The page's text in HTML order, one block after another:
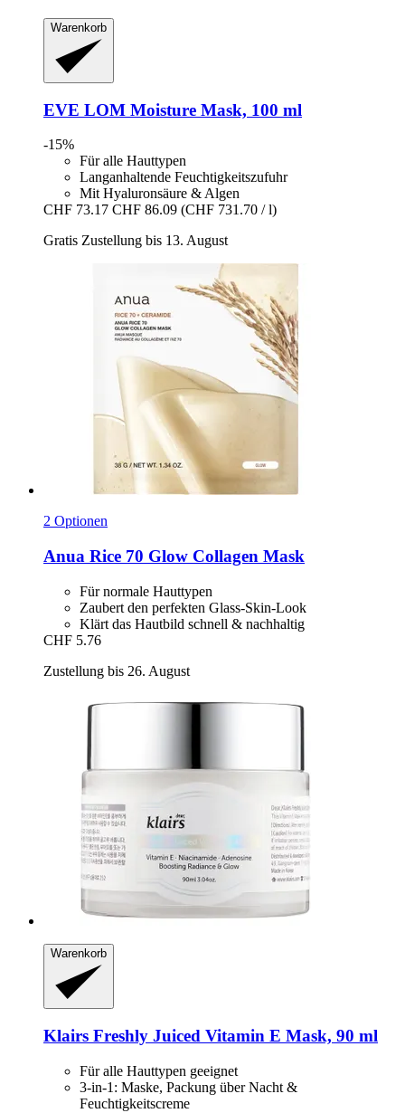
Warenkorb
EVE LOM Moisture Mask, 100 ml
-15%
Für alle Hauttypen
Langanhaltende Feuchtigkeitszufuhr
Mit Hyaluronsäure & Algen
CHF 73.17 CHF 86.09 (CHF 731.70 / l)
Gratis Zustellung bis 13. August
2 Optionen
Anua Rice 70 Glow Collagen Mask
Für normale Hauttypen
Zaubert den perfekten Glass-Skin-Look
Klärt das Hautbild schnell & nachhaltig
CHF 5.76
Zustellung bis 26. August
Warenkorb
Klairs Freshly Juiced Vitamin E Mask, 90 ml
Für alle Hauttypen geeignet
3-in-1: Maske, Packung über Nacht &
Feuchtigkeitscreme